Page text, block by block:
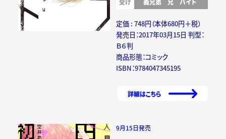
受け 義兄弟 兄 バイト
定価 : 748円（本体680円＋税）
発売日：2017年03月15日 判型：
Ｂ６判
商品形態：コミック
ISBN：9784047345195
詳細はこちら
9月15日発売